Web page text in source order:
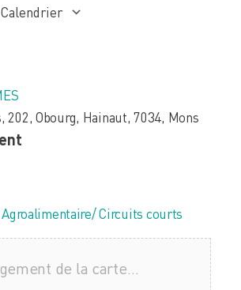
202, Obourg, Hainaut, 7034, Mons
Circuits courts
de la carte…